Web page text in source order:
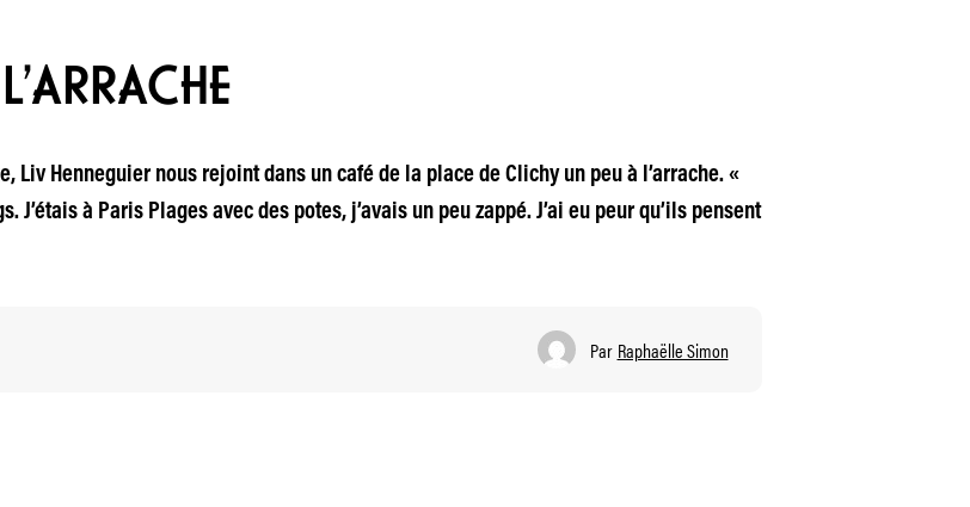
Liv Henneguier nous rejoint dans un café de la place de Clichy un peu à l’arrache. «
à Paris Plages avec des potes, j’avais un peu zappé. J’ai eu peur qu’ils pensent
Par Raphaëlle Simon